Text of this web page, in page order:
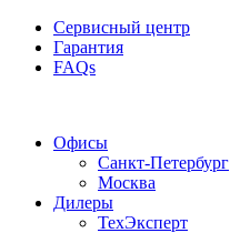
Сервисный центр
Гарантия
FAQs
Офисы
Санкт-Петербург
Москва
Дилеры
ТехЭксперт